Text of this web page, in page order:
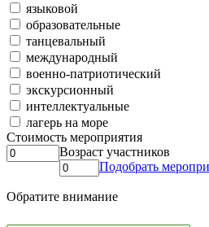
языковой
образовательные
танцевальный
международный
военно-патриотический
экскурсионный
интеллектуальные
лагерь на море
Стоимость мероприятия
Возраст участников
Подобрать
Обратите внимание